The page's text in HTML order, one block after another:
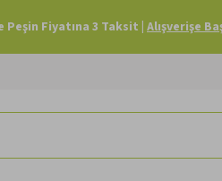
Fiyatına 3 Taksit | Alışverişe